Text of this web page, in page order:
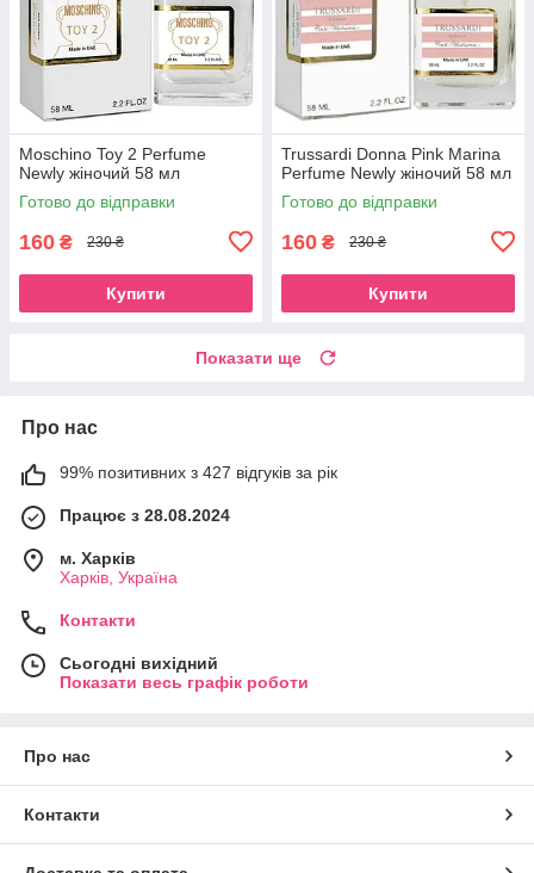
Moschino Toy 2 Perfume
Newly жіночий 58 мл
Готово до відправки
160 ₴ 230 ₴
Купити
Trussardi Donna Pink Marina
Perfume Newly жіночий 58 мл
Готово до відправки
160 ₴ 230 ₴
Купити
Показати ще
Про нас
99% позитивних з 427 відгуків за рік
Працює з 28.08.2024
м. Харків
Харків, Україна
Контакти
Сьогодні вихідний
Показати весь графік роботи
Про нас
Контакти